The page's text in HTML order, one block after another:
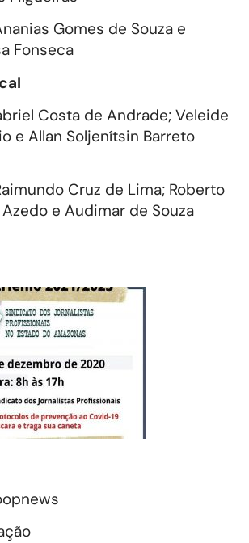
Gomes de Souza e
Fonseca
Costa de Andrade; Veleide
e Allan Soljenítsin Barreto
Cruz de Lima; Roberto
e Audimar de Souza